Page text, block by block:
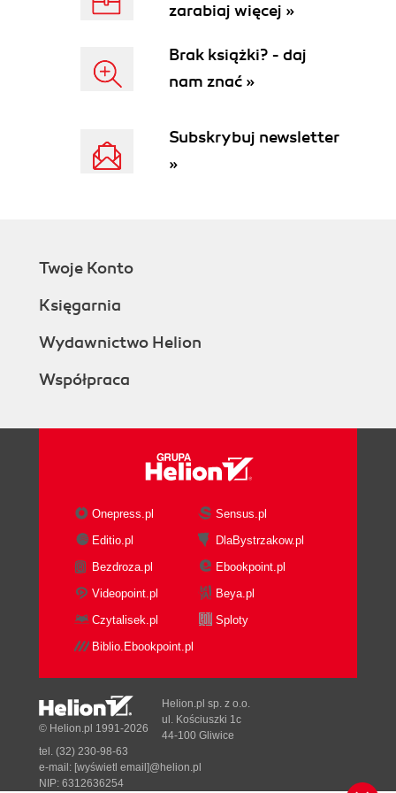
Hiperłącza (77)
Matematyka dla dziewięciolatka (84)
Tworzenie dodatku Kalendarz w pasku narzędzi
Obliczanie głębi ostrości (120)
Arkusz ofert (130)
Właściwości formantów formularza (162)
zarabiaj więcej »
Brak książki? - daj
nam znać »
Subskrybuj newsletter
»
Twoje Konto
Księgarnia
Wydawnictwo Helion
Współpraca
Onepress.pl
Sensus.pl
Editio.pl
DlaBystrzakow.pl
Bezdroza.pl
Ebookpoint.pl
Videopoint.pl
Beya.pl
Czytalisek.pl
Sploty
Biblio.Ebookpoint.pl
© Helion.pl 1991-2026
Helion.pl sp. z o.o.
ul. Kościuszki 1c
44-100 Gliwice
tel. (32) 230-98-63
e-mail: [wyświetl email]@helion.pl
NIP: 6312636254